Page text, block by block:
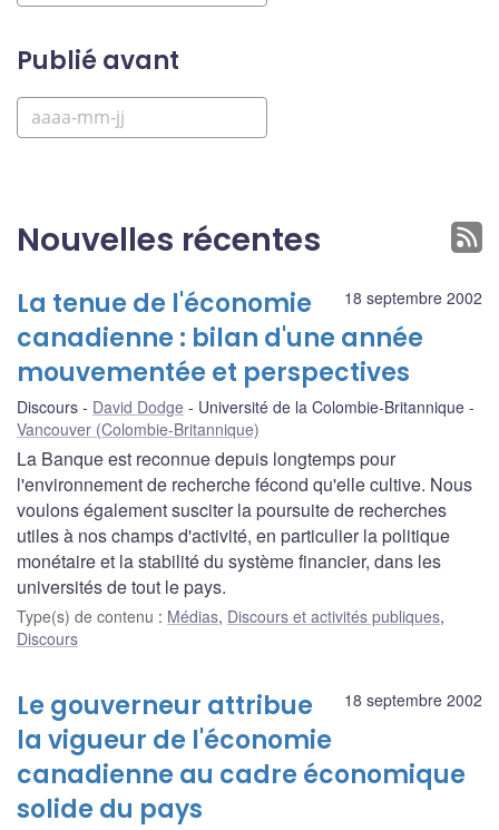
Publié avant
Nouvelles récentes
18 septembre 2002
La tenue de l'économie
canadienne : bilan d'une année
mouvementée et perspectives
Discours David Dodge
Université de la Colombie-Britannique
Vancouver (Colombie-Britannique)
La Banque est reconnue depuis longtemps pour
l'environnement de recherche fécond qu'elle cultive. Nous
voulons également susciter la poursuite de recherches
utiles à nos champs d'activité, en particulier la politique
monétaire et la stabilité du système financier, dans les
universités de tout le pays.
Type(s) de contenu : Médias, Discours et activités publiques,
Discours
18 septembre 2002
Le gouverneur attribue
la vigueur de l'économie
canadienne au cadre économique
solide du pays